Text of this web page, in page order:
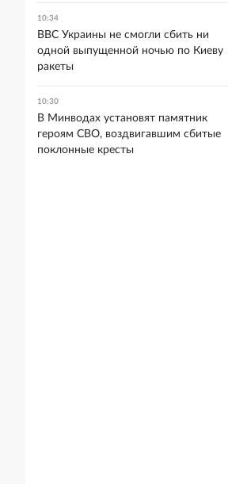
10:34
ВВС Украины не смогли сбить ни
одной выпущенной ночью по Киеву
ракеты
10:30
В Минводах установят памятник
героям СВО, воздвигавшим сбитые
поклонные кресты